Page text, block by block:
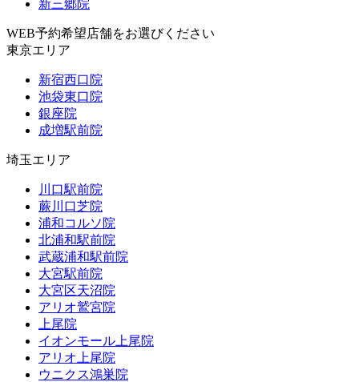
新三郷院
WEB予約希望店舗をお選びください
東京エリア
新宿西口院
池袋東口院
銀座院
成増駅前院
埼玉エリア
川口駅前院
蕨川口芝院
浦和コルソ院
北浦和駅前院
武蔵浦和駅前院
大宮駅前院
大宮区天沼院
アリオ鷲宮院
上尾院
イオンモール上尾院
アリオ上尾院
ウニクス鴻巣院